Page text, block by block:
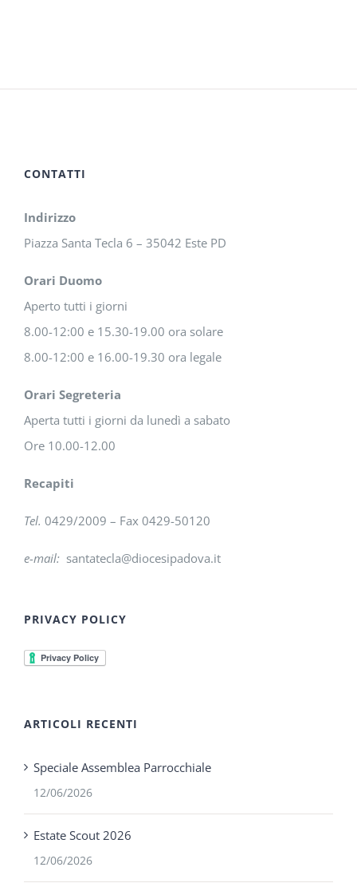
CONTATTI
Indirizzo
Piazza Santa Tecla 6 – 35042 Este PD
Orari Duomo
Aperto tutti i giorni
8.00-12:00 e 15.30-19.00 ora solare
8.00-12:00 e 16.00-19.30 ora legale
Orari Segreteria
Aperta tutti i giorni da lunedì a sabato
Ore 10.00-12.00
Recapiti
Tel. 0429/2009 – Fax 0429-50120
e-mail: santatecla@diocesipadova.it
PRIVACY POLICY
ARTICOLI RECENTI
Speciale Assemblea Parrocchiale
12/06/2026
Estate Scout 2026
12/06/2026